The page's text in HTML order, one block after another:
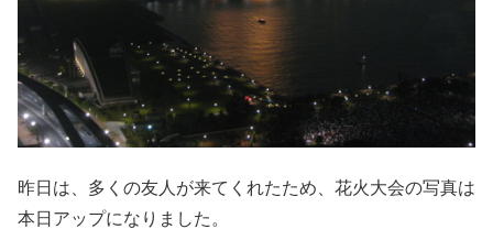
昨日は、多くの友人が来てくれたため、花火大会の写真は
本日アップになりました。